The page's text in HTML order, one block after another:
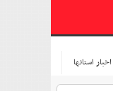
اخبار استانها